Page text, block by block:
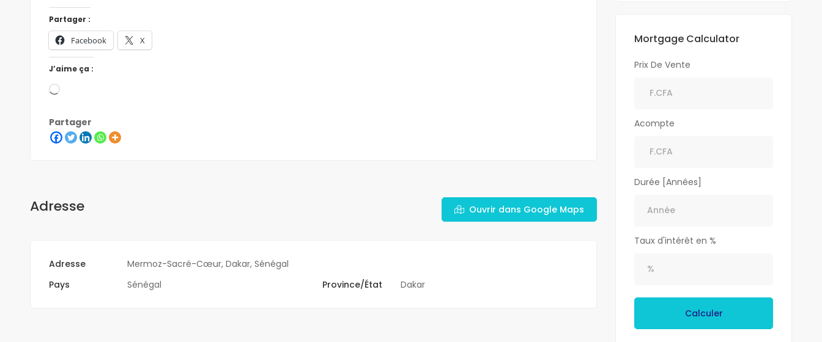
Partager :
Facebook X
J’aime ça :
Partager
Adresse Ouvrir dans Google Maps
Adresse
Mermoz-Sacré-Cœur, Dakar, Sénégal
Pays
Sénégal Province/État Dakar
Mortgage Calculator
Prix De Vente
Acompte
Durée [Années]
Taux d'intérêt en %
Calculer